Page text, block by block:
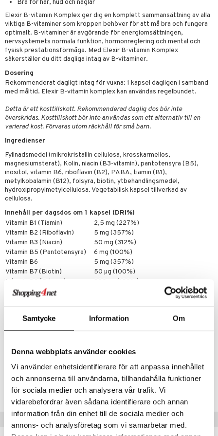
Samtycke Information Om
Denna webbplats använder cookies
Vi använder enhetsidentifierare för att anpassa innehållet
och annonserna till användarna, tillhandahålla funktioner
för sociala medier och analysera vår trafik. Vi
vidarebefordrar även sådana identifierare och annan
information från din enhet till de sociala medier och
annons- och analysföretag som vi samarbetar med.
Bra för hår, hud och naglar
Elexir B-vitamin Komplex ger dig en komplett sammansättning av alla
viktiga B-vitaminer som kroppen behöver för att må bra och fungera
optimalt. B-vitaminer är avgörande för energiomsättningen,
nervsystemets normala funktion, hormonreglering och mental och
fysisk prestationsförmåga. Med Elexir B-vitamin Komplex
säkerställer du ditt dagliga intag av B-vitaminer.
Dosering
Rekommenderat dagligt intag för vuxna: 1 kapsel dagligen i samband
med måltid. Elexir B-vitamin komplex kan användas regelbundet.
Detta är ett kosttillskott. Rekommenderad daglig dos bör inte
överskridas. Kosttillskott bör inte användas som ett alternativ till en
varierad kost. Förvaras utom räckhåll för små barn.
Ingredienser
Fyllnadsmedel (mikrokristallin cellulosa, krosskarmellos,
magnesiumsterat), Kolin, niacin (B3-vitamin), pantotensyra (B5),
inositol, vitamin B6, riboflavin (B2), PABA, tiamin (B1),
metylkobalamin (B12), folsyra, biotin, ytbehandlingsmedel,
hydroxipropylmetylcellulosa. Vegetabilisk kapsel tillverkad av
cellulosa.
Innehåll per dagsdos om 1 kapsel (DRI%)
Vitamin B1 (Tiamin)
2,5 mg (227%)
Vitamin B2 (Riboflavin)
5 mg (357%)
Vitamin B3 (Niacin)
50 mg (312%)
Vitamin B5 (Pantotensyra)
6 mg (100%)
Vitamin B6
5 mg (357%)
Vitamin B7 (Biotin)
50 µg (100%)
Vitamin B9 (Folsyra)
300 µg (150%)
Vitamin B12
Inositol
10 mg ej fastställt
* Dagligt referensintag (DRI)
Artikelnr
HBVK0-EN-100
Lägsta pris senaste 30 dagarna: 102 kr
Populära produkter
dusch & tvål
oljor
utan sol
svar